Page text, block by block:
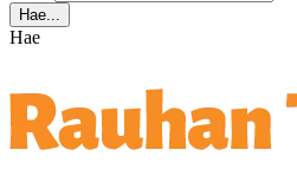
Hae...
Hae